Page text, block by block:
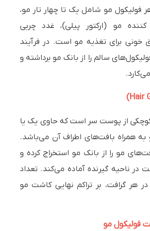
هر فولیکول مو شامل یک تا چهار تار مو،
مو (ارکتور پیلی)، غدد چربی
برای تغذیه مو است. در فرآیند
سالم را از بانک مو برداشته و
کوچکی از پوست سر است که حاوی یک یا
به همراه بافت‌های اطراف آن می‌باشد.
مو را از بانک مو استخراج کرده و
در ناحیه گیرنده آماده می‌کند. تعداد
هر گرافت، بر تراکم نهایی کاشت مو
فولیکول مو